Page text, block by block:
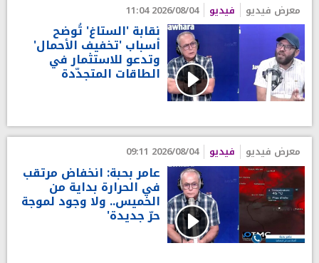
معرض فيديو فيديو 2026/08/04 11:04
نقابة 'الستاغ' تُوضح
أسباب 'تخفيف الأحمال'
وتدعو للاستثمار في
الطاقات المتجدّدة
معرض فيديو فيديو 2026/08/04 09:11
عامر بحبة: انخفاض مرتقب
في الحرارة بداية من
الخميس.. ولا وجود لموجة
حرّ جديدة'